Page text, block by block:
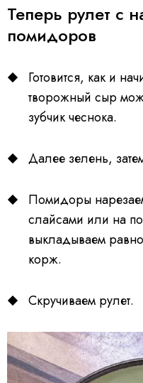
Теперь рулет с
помидоров
Готовится, как и
творожный сыр
зубчик чеснока.
Далее зелень,
Помидоры
слайсами или на
выкладываем
корж.
Скручиваем рулет.